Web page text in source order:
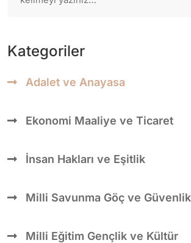
Kategoriler
Adalet ve Anayasa
Ekonomi Maaliye ve Ticaret
İnsan Hakları ve Eşitlik
Milli Savunma Göç ve Güvenlik
Milli Eğitim Gençlik ve Kültür